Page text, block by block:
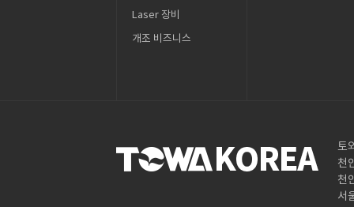
Laser 장비
개조 비즈니스
토
천
천
서